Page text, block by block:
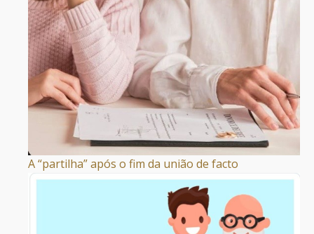
A “partilha” após o fim da união de facto